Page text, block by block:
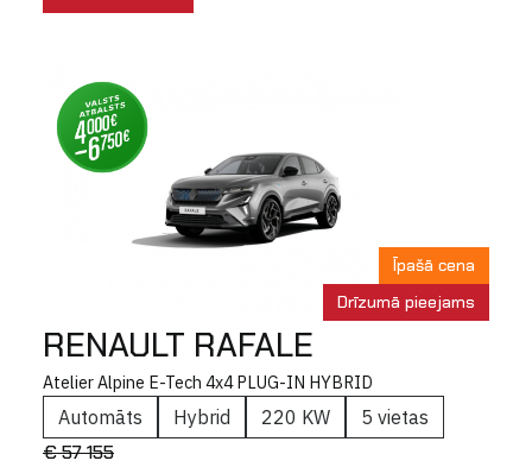
Īpašā cena
Drīzumā pieejams
RENAULT RAFALE
Atelier Alpine E-Tech 4x4 PLUG-IN HYBRID
Automāts Hybrid 220 KW 5 vietas
€ 57 155